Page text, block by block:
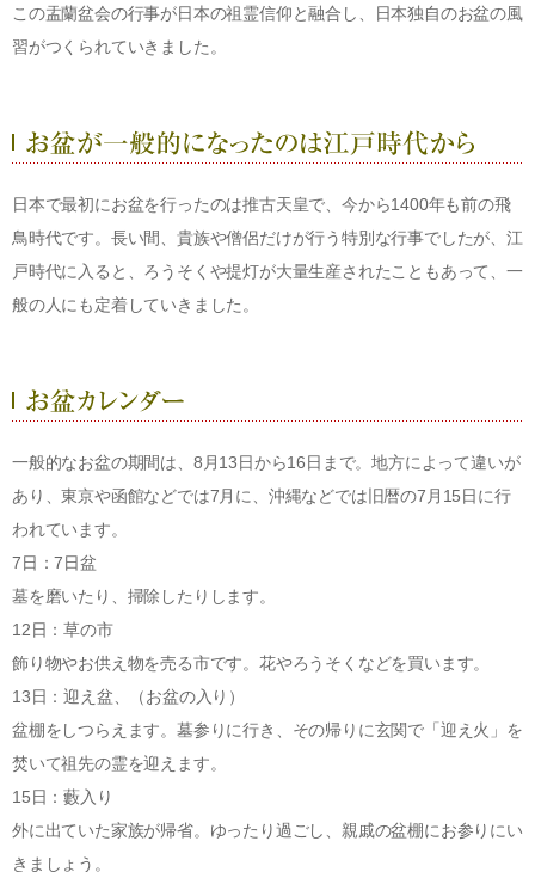
この盂蘭盆会の行事が日本の祖霊信仰と融合し、日本独自のお盆の風
習がつくられていきました。
日本で最初にお盆を行ったのは推古天皇で、今から1400年も前の飛
鳥時代です。長い間、貴族や僧侶だけが行う特別な行事でしたが、江
戸時代に入ると、ろうそくや提灯が大量生産されたこともあって、一
般の人にも定着していきました。
一般的なお盆の期間は、8月13日から16日まで。地方によって違いが
あり、東京や函館などでは7月に、沖縄などでは旧暦の7月15日に行
われています。
7日：7日盆
墓を磨いたり、掃除したりします。
12日：草の市
飾り物やお供え物を売る市です。花やろうそくなどを買います。
13日：迎え盆、（お盆の入り）
盆棚をしつらえます。墓参りに行き、その帰りに玄関で「迎え火」を
焚いて祖先の霊を迎えます。
15日：藪入り
外に出ていた家族が帰省。ゆったり過ごし、親戚の盆棚にお参りにい
きましょう。